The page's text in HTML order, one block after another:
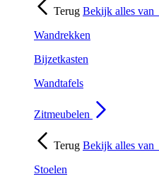
Terug Bekijk alles van
Wandrekken
Bijzetkasten
Wandtafels
Zitmeubelen
Terug Bekijk alles van
Stoelen